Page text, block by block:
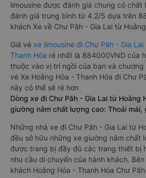
limousine được đánh giá chung có chất
đánh giá trung bình từ 4.2/5 dựa trên
khách Xe về Chư Păh - Gia Lai từ
Giá vé xe limousine đi Chư Păh - Gia
Thanh Hóa rẻ nhất là 884000VND của
thuộc vào vị trí ngồi của bạn và chương
vé Xe Hoằng Hóa - Thanh Hóa đi Chư
này có thể sẽ rẻ hơn
Dòng xe đi Chư Păh - Gia Lai từ Hoằng
giường nằm chất lượng cao: Thoải mái,
Những nhà xe đi Chư Păh - Gia Lai từ
đều sở hữu những xe giường nằm chất
được trang bị đầy đủ các trang thiết bị
nhu cầu di chuyển của hành khách.
khách Hoằng Hóa - Thanh Hóa Chư